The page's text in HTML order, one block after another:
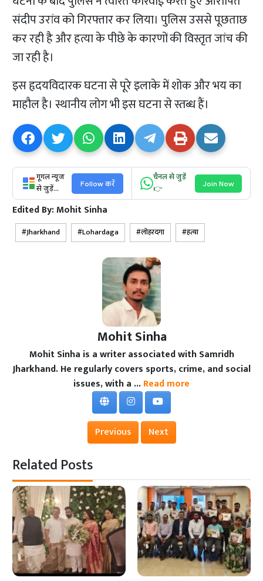
संदीप उरांव को गिरफ्तार कर लिया। पुलिस उससे पूछताछ
कर रही है और हत्या के पीछे के कारणों की विस्तृत जांच की
जा रही है।
इस हृदयविदारक घटना से पूरे इलाके में शोक और भय का
माहौल है। स्थानीय लोग भी इस घटना से स्तब्ध हैं।
गूगल न्यूज
से जुड़ें...
Follow करें
चैनल से जुड़ें
👉
Join Now
Edited By:Mohit Sinha
Jharkhand Lohardaga लोहरदगा हत्या
Mohit Sinha
Mohit Sinha is a writer associated with Samridh
Jharkhand. He regularly covers sports, crime, and social
issues, with a ...Read more
Previous Next
Related Posts